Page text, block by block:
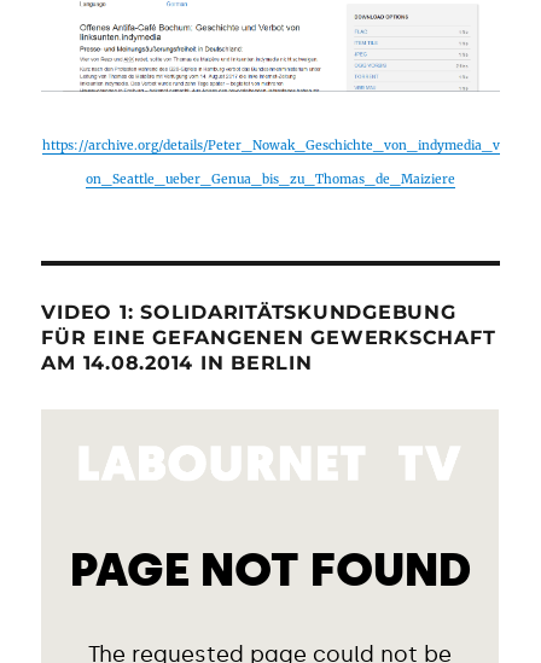
https://archive.org/details/Peter_Nowak_Geschichte_von_indymedia_v
on_Seattle_ueber_Genua_bis_zu_Thomas_de_Maiziere
VIDEO 1: SOLIDARITÄTSKUNDGEBUNG
FÜR EINE GEFANGENEN GEWERKSCHAFT
AM 14.08.2014 IN BERLIN